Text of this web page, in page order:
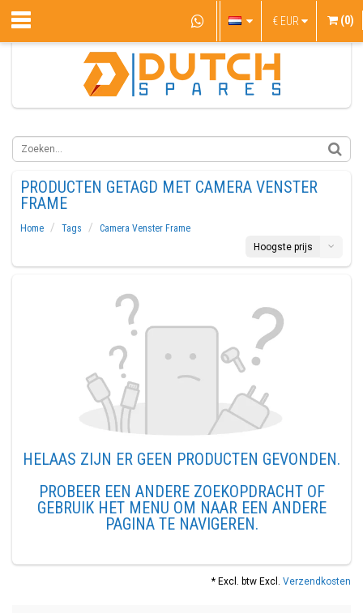
€ EUR (0)
PRODUCTEN GETAGD MET CAMERA VENSTER
FRAME
Home Tags
Camera Venster Frame
Hoogste prijs
HELAAS ZIJN ER GEEN PRODUCTEN GEVONDEN.
PROBEER EEN ANDERE ZOEKOPDRACHT OF
GEBRUIK HET MENU OM NAAR EEN ANDERE
PAGINA TE NAVIGEREN.
* Excl. btw Excl. Verzendkosten